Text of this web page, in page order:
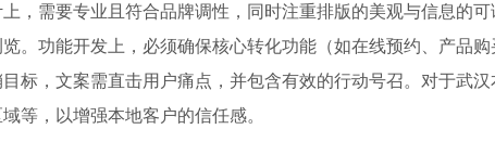
，需要专业且符合品牌调性，同时注重排版的美观与信息的可
。功能开发上，必须确保核心转化功能（如在线预约、产品购
标，文案需直击用户痛点，并包含有效的行动号召。对于武汉
等，以增强本地客户的信任感。